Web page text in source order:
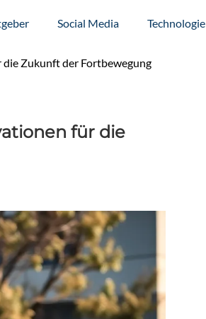
Social Media Technologie
Zukunft der Fortbewegung
für die